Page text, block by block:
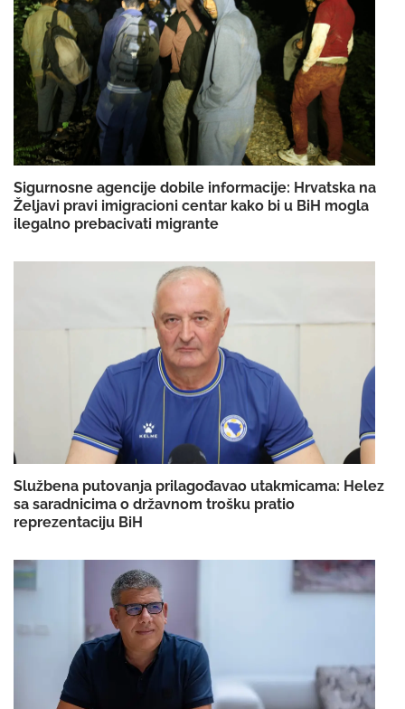
Sigurnosne agencije dobile informacije: Hrvatska na
Željavi pravi imigracioni centar kako bi u BiH mogla
ilegalno prebacivati migrante
Službena putovanja prilagođavao utakmicama: Helez
sa saradnicima o državnom trošku pratio
reprezentaciju BiH